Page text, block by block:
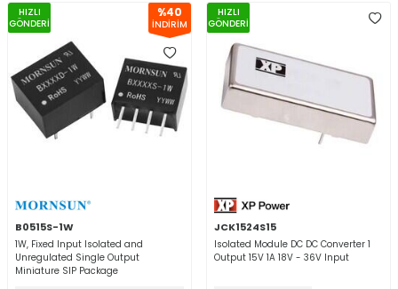
HIZLI
GÖNDERİ
%40
İNDİRİM
B0515S-1W
1W, Fixed Input Isolated and
Unregulated Single Output
Miniature SIP Package
HIZLI
GÖNDERİ
JCK1524S15
Isolated Module DC DC Converter 1
Output 15V 1A 18V - 36V Input